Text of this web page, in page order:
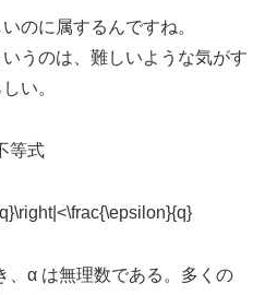
のに属するんですね。
うのは、難しいような気がす
い。
等式
、α は無理数である。多くの